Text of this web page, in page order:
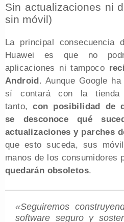
Sin actualizaciones ni
sin móvil)
La principal consecuencia
Huawei es que no
aplicaciones ni tampoco
Android. Aunque Google
sí contará con la
tanto, con posibilidad de
se desconoce qué
actualizaciones y parches
que esto suceda, sus
manos de los
quedarán obsoletos.
«Seguiremos
software seguro y